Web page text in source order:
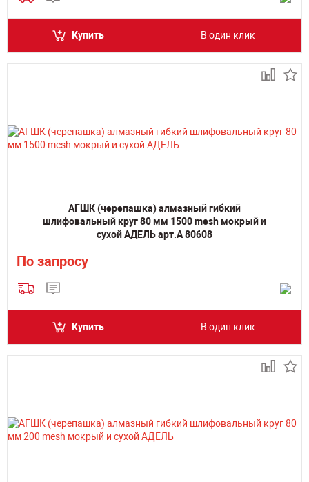
Купить В один клик
АГШК (черепашка) алмазный гибкий
шлифовальный круг 80 мм 1500 mesh мокрый и
сухой АДЕЛЬ арт.А 80608
По запросу
Купить В один клик